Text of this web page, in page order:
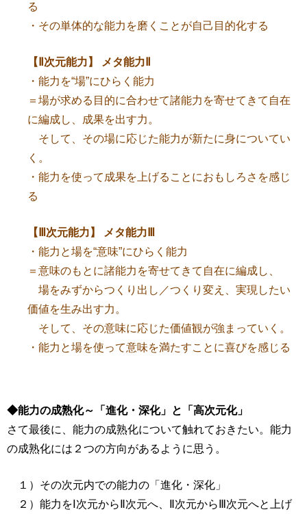
る
・その単体的な能力を磨くことが自己目的化する
【Ⅱ次元能力】 メタ能力Ⅱ
・能力を“場”にひらく能力
＝場が求める目的に合わせて諸能力を寄せてきて自在
に編成し、成果を出す力。
そして、その場に応じた能力が新たに身についてい
く。
・能力を使って成果を上げることにおもしろさを感じ
る
【Ⅲ次元能力】 メタ能力Ⅲ
・能力と場を“意味”にひらく能力
＝意味のもとに諸能力を寄せてきて自在に編成し、
場をみずからつくり出し／つくり変え、実現したい
価値を生み出す力。
そして、その意味に応じた価値観が強まっていく。
・能力と場を使って意味を満たすことに喜びを感じる
◆能力の成熟化～「進化・深化」と「高次元化」
さて最後に、能力の成熟化について触れておきたい。能力
の成熟化には２つの方向があるように思う。
１）その次元内での能力の「進化・深化」
２）能力をⅠ次元からⅡ次元へ、Ⅱ次元からⅢ次元へと上げ